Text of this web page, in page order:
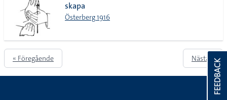
skapa
Österberg 1916
« Föregående Nästa » FEEDBACK